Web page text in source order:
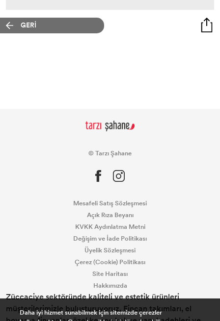
GERİ
© Tarzı Şahane
Mesafeli Satış Sözleşmesi
Açık Rıza Beyanı
KVKK Aydınlatma Metni
Değişim ve İade Politikası
Üyelik Sözleşmesi
Çerez (Cookie) Politikası
Site Haritası
Hakkımızda
Züccaciye sektöründe kaliteli ve estetik ürünleri
müşterilerimizle buluşturuyoruz. Fincan takımları, el
Daha iyi hizmet sunabilmek için sitemizde çerezler